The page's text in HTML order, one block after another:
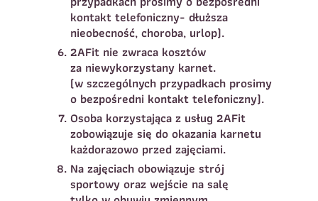
Dane rodzica
Imię * Nazwisko
Telefon do
kontaktu*
E-mail*
Dane
Imię*
Nazwisko*
kontakt telefoniczny- dłuższa
nieobecność, choroba, urlop).
2AFit nie zwraca kosztów
za niewykorzystany karnet.
(w szczególnych przypadkach prosimy
o bezpośredni kontakt telefoniczny).
Osoba korzystająca z usług 2AFit
zobowiązuje się do okazania karnetu
każdorazowo przed zajęciami.
Na zajęciach obowiązuje strój
sportowy oraz wejście na salę